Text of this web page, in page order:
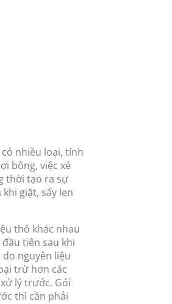
nhiều loại, tính
bông, việc xé
thời tạo ra sự
giặt, sấy len
thô khác nhau
tiên sau khi
nguyên liệu
trừ hơn các
lý trước. Gói
thì cần phải